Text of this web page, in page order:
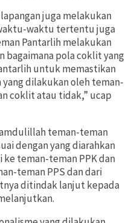
juga melakukan
waktu tertentu juga
Pantarlih melakukan
bagaimana pola coklit yang
untuk memastikan
yang dilakukan oleh teman-
coklit atau tidak,” ucap
teman-teman
dengan yang diarahkan
teman-teman PPK dan
teman PPS dan dari
ditindak lanjut kepada